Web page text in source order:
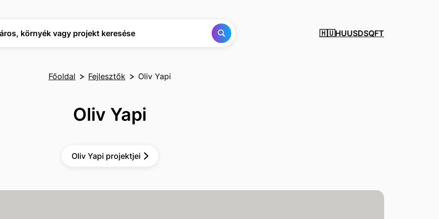
környék vagy projekt keresése
🇭🇺HUUSDSQFT
Főoldal Fejlesztők Oliv Yapi
Oliv Yapi
Oliv Yapi projektjei